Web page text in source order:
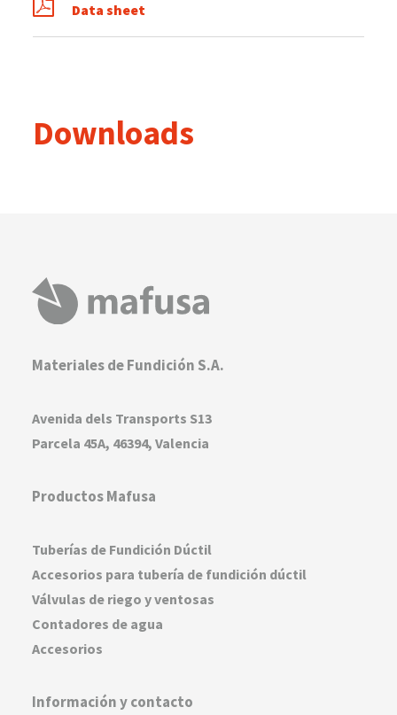
Downloads
Data sheet
Materiales de Fundición S.A.
Avenida dels Transports S13
Parcela 45A, 46394, Valencia
Productos Mafusa
Tuberías de Fundición Dúctil
Accesorios para tubería de fundición dúctil
Válvulas de riego y ventosas
Contadores de agua
Accesorios
Información y contacto